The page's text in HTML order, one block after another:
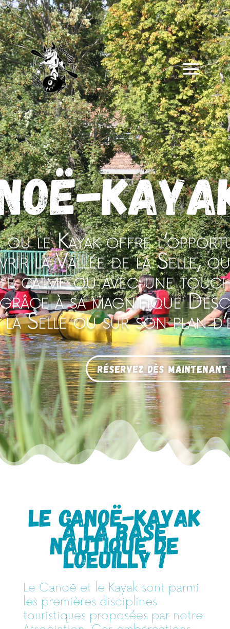
ou le Kayak offre
la Vallée de la Selle,
calme ou avec une
à sa magnifique
la Selle ou sur son plan
Réservez dès
Le canOë-kayak
à la Base
Nautique de
Loeuilly !
Le Canoë et le Kayak sont parmi
les premières disciplines
touristiques proposées par notre